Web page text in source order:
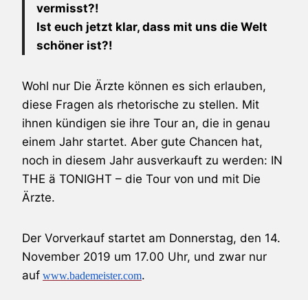
vermisst?!
Ist euch jetzt klar, dass mit uns die Welt
schöner ist?!
Wohl nur Die Ärzte können es sich erlauben,
diese Fragen als rhetorische zu stellen. Mit
ihnen kündigen sie ihre Tour an, die in genau
einem Jahr startet. Aber gute Chancen hat,
noch in diesem Jahr ausverkauft zu werden: IN
THE ä TONIGHT – die Tour von und mit Die
Ärzte.
Der Vorverkauf startet am Donnerstag, den 14.
November 2019 um 17.00 Uhr, und zwar nur
auf www.bademeister.com.